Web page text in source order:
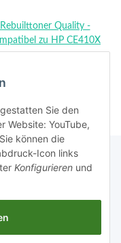
Rebuilttoner Quality -
zu HP CE410X
44,48 €*
Sie den
Website: YouTube,
können die
Icon links
Konfigurieren und